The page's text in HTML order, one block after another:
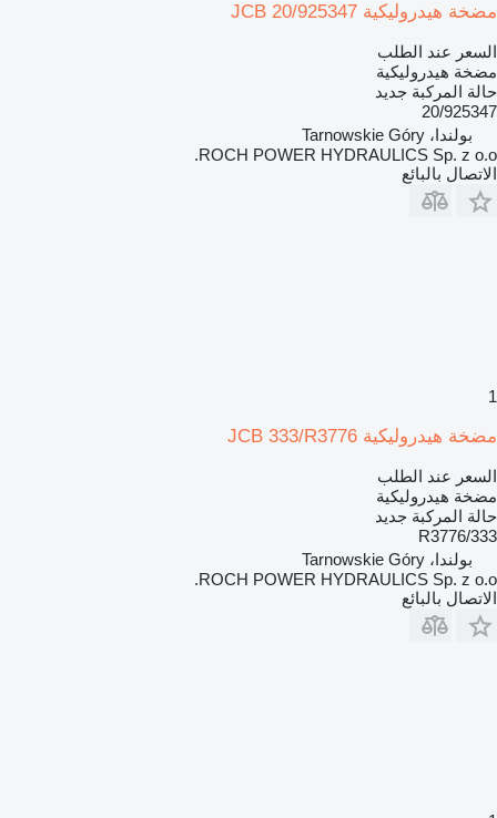
مضخة هيدروليكية JCB 20/925347
السعر عند الطلب
مضخة هيدروليكية
حالة المركبة جديد
20/925347
بولندا، Tarnowskie Góry
ROCH POWER HYDRAULICS Sp. z o.o.
الاتصال بالبائع
1
مضخة هيدروليكية JCB 333/R3776
السعر عند الطلب
مضخة هيدروليكية
حالة المركبة جديد
333/R3776
بولندا، Tarnowskie Góry
ROCH POWER HYDRAULICS Sp. z o.o.
الاتصال بالبائع